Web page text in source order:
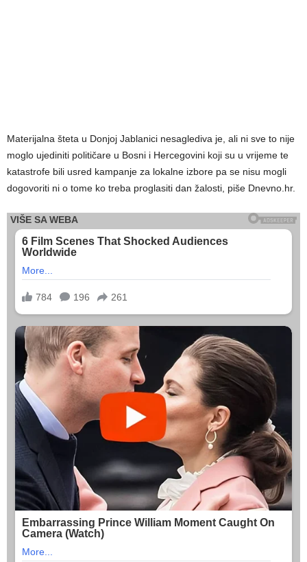
Materijalna šteta u Donjoj Jablanici nesaglediva je, ali ni sve to nije
moglo ujediniti političare u Bosni i Hercegovini koji su u vrijeme te
katastrofe bili usred kampanje za lokalne izbore pa se nisu mogli
dogovoriti ni o tome ko treba proglasiti dan žalosti, piše Dnevno.hr.